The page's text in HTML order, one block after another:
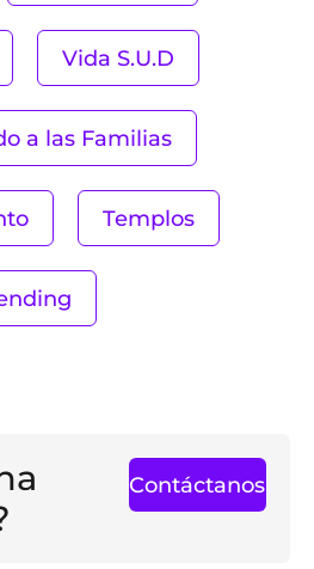
Vida S.U.D
a las Familias
Templos
Contáctanos